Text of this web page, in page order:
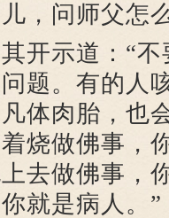
，问师父怎
示道：“不
题。有的人
体肉胎，也
烧做佛事，
去做佛事，
就是病人。”